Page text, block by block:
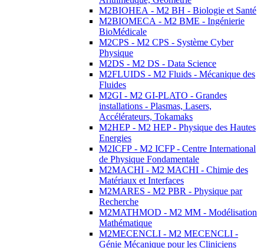
M2BIOHEA - M2 BH - Biologie et Santé
M2BIOMECA - M2 BME - Ingénierie
BioMédicale
M2CPS - M2 CPS - Système Cyber
Physique
M2DS - M2 DS - Data Science
M2FLUIDS - M2 Fluids - Mécanique des
Fluides
M2GI - M2 GI-PLATO - Grandes
installations - Plasmas, Lasers,
Accélérateurs, Tokamaks
M2HEP - M2 HEP - Physique des Hautes
Energies
M2ICFP - M2 ICFP - Centre International
de Physique Fondamentale
M2MACHI - M2 MACHI - Chimie des
Matériaux et Interfaces
M2MARES - M2 PBR - Physique par
Recherche
M2MATHMOD - M2 MM - Modélisation
Mathématique
M2MECENCLI - M2 MECENCLI -
Génie Mécanique pour les Cliniciens